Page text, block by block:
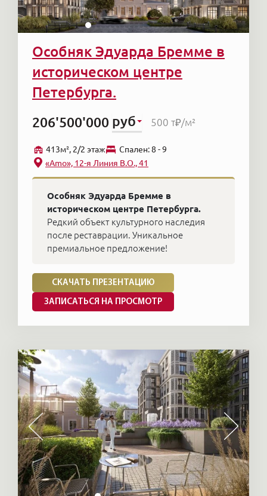
Особняк Эдуарда Бремме в
историческом центре
Петербурга.
206'500'000 руб 500 т₽/м²
413м², 2/2 этаж
Cпален: 8 - 9
«Amo», 12-я Линия В.О., 41
Особняк Эдуарда Бремме в
историческом центре Петербурга.
Редкий объект культурного наследия
после реставрации. Уникальное
премиальное предложение!
СКАЧАТЬ ПРЕЗЕНТАЦИЮ
ЗАПИСАТЬСЯ НА ПРОСМОТР